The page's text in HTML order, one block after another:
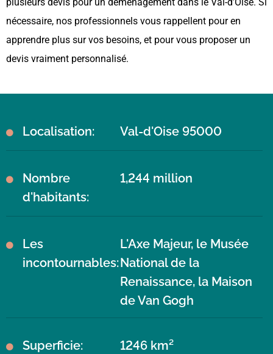
nécessaire, nos professionnels vous rappellent pour en
apprendre plus sur vos besoins, et pour vous proposer un
devis vraiment personnalisé.
Localisation: Val-d'Oise 95000
Nombre
d'habitants:
1,244 million
Les
incontournables:
L'Axe Majeur, le Musée
National de la
Renaissance, la Maison
de Van Gogh
Superficie: 1246 km²